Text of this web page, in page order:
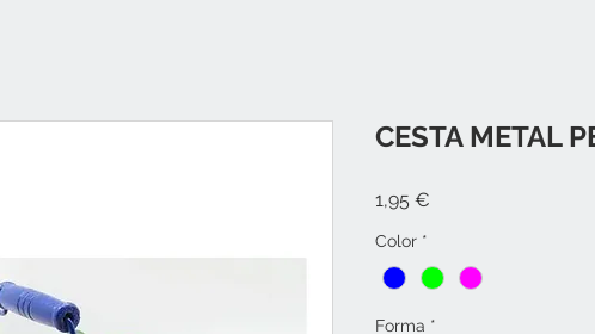
CESTA METAL
1,95 €
Color *
Forma *